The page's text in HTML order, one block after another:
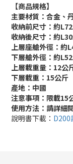
【商品規格】
主要材質：合金、
收納前尺寸：約
收納後尺寸：約
上層座艙外徑：
下層艙外徑：約
上層載重量：12公
下層載重：15公斤
產地：中國
注意事項：限載15
使用方法：請詳細
說明書下載： D200